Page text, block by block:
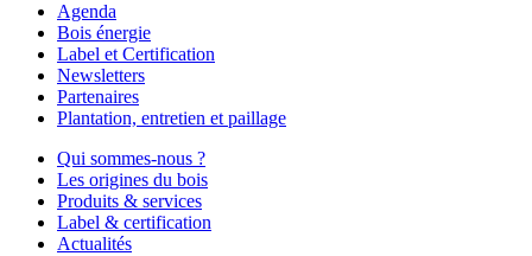
Agenda
Bois énergie
Label et Certification
Newsletters
Partenaires
Plantation, entretien et paillage
Qui sommes-nous ?
Les origines du bois
Produits & services
Label & certification
Actualités